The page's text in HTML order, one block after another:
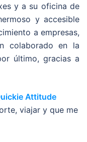
y a su oficina de
y accesible
a empresas,
colaborado en la
último, gracias a
Attitude
viajar y que me